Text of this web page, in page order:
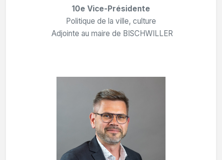
10e Vice-Présidente
Politique de la ville, culture
Adjointe au maire de BISCHWILLER